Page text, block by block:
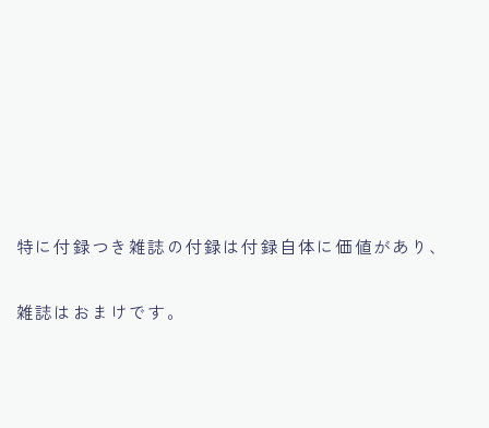
特に付録つき雑誌の付録は付録自体に価値があり、
雑誌はおまけです。